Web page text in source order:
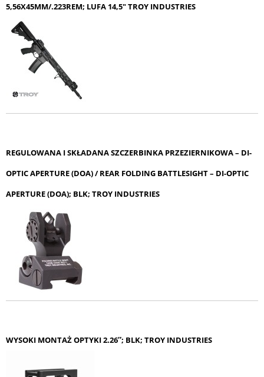
5,56X45MM/.223REM; LUFA 14,5" TROY INDUSTRIES
REGULOWANA I SKŁADANA SZCZERBINKA PRZEZIERNIKOWA – DI-
OPTIC APERTURE (DOA) / REAR FOLDING BATTLESIGHT – DI-OPTIC
APERTURE (DOA); BLK; TROY INDUSTRIES
WYSOKI MONTAŻ OPTYKI 2.26″; BLK; TROY INDUSTRIES